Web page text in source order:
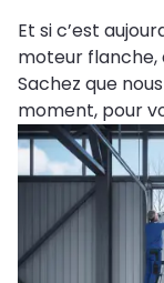
Et si c’est
moteur flanche,
Sachez que
moment, pour